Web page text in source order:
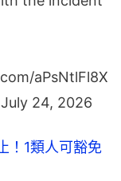
July 24, 2026